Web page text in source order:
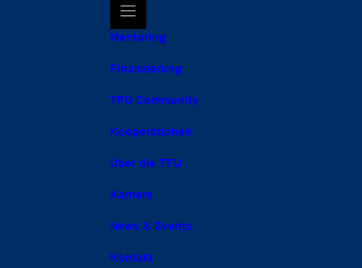
Mentoring
Finanzierung
TFU Community
Kooperationen
Über die TFU
Karriere
News & Events
Kontakt